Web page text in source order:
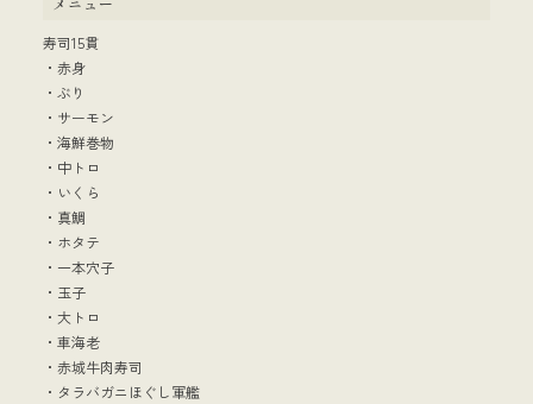
寿司15貫
・赤身
・ぶり
・サーモン
・海鮮巻物
・中トロ
・いくら
・真鯛
・ホタテ
・一本穴子
・玉子
・大トロ
・車海老
・赤城牛肉寿司
・タラバガニほぐし軍艦